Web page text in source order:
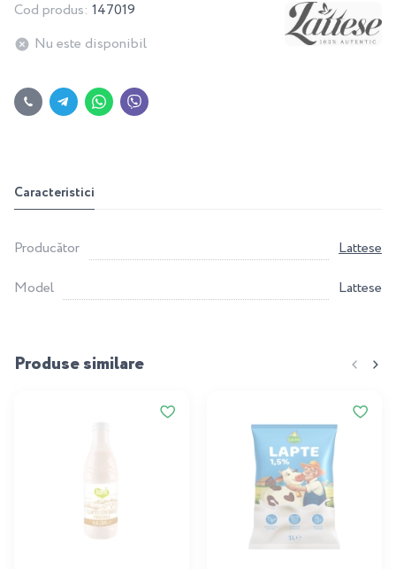
Cod produs: 147019
Nu este disponibil
Caracteristici
Producător
Lattese
Model
Lattese
Produse similare